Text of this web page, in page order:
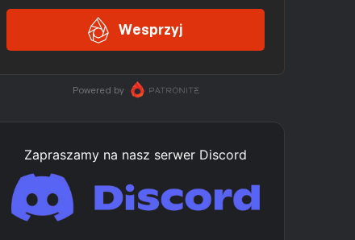
Zapraszamy na nasz serwer Discord